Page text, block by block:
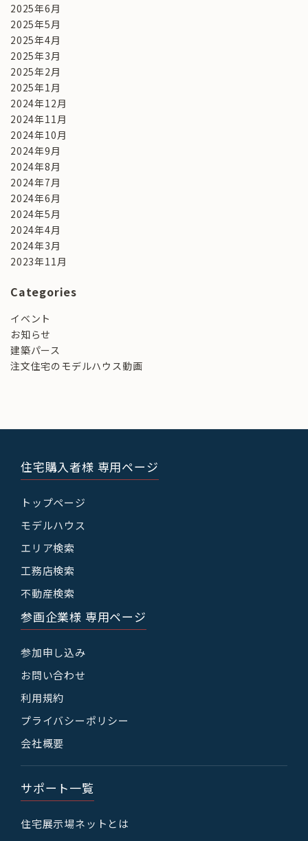
2025年6月
2025年5月
2025年4月
2025年3月
2025年2月
2025年1月
2024年12月
2024年11月
2024年10月
2024年9月
2024年8月
2024年7月
2024年6月
2024年5月
2024年4月
2024年3月
2023年11月
Categories
イベント
お知らせ
建築パース
注文住宅のモデルハウス動画
住宅購入者様 専用ページ
トップページ
モデルハウス
エリア検索
工務店検索
不動産検索
参画企業様 専用ページ
参加申し込み
お問い合わせ
利用規約
プライバシーポリシー
会社概要
サポート一覧
住宅展示場ネットとは